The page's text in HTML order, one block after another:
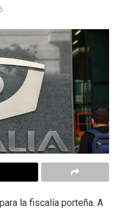
la fiscalía porteña. A